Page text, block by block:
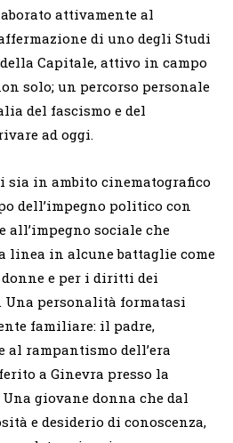
attivamente al
di uno degli Studi
Capitale, attivo in campo
solo; un percorso personale
del fascismo e del
ad oggi.
sia in ambito cinematografico
dell’impegno politico con
all’impegno sociale che
linea in alcune battaglie come
e per i diritti dei
personalità formatasi
familiare: il padre,
rampantismo dell’era
a Ginevra presso la
giovane donna che dal
e desiderio di conoscenza,